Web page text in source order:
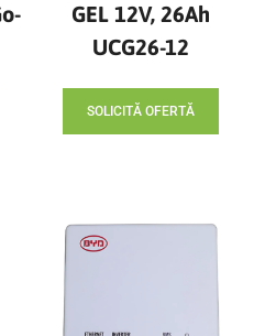
GEL 12V, 26Ah
UCG26-12
SOLICITĂ OFERTĂ